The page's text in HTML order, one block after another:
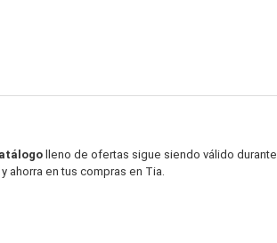
lleno de ofertas sigue siendo válido durante
ahorra en tus compras en Tia.